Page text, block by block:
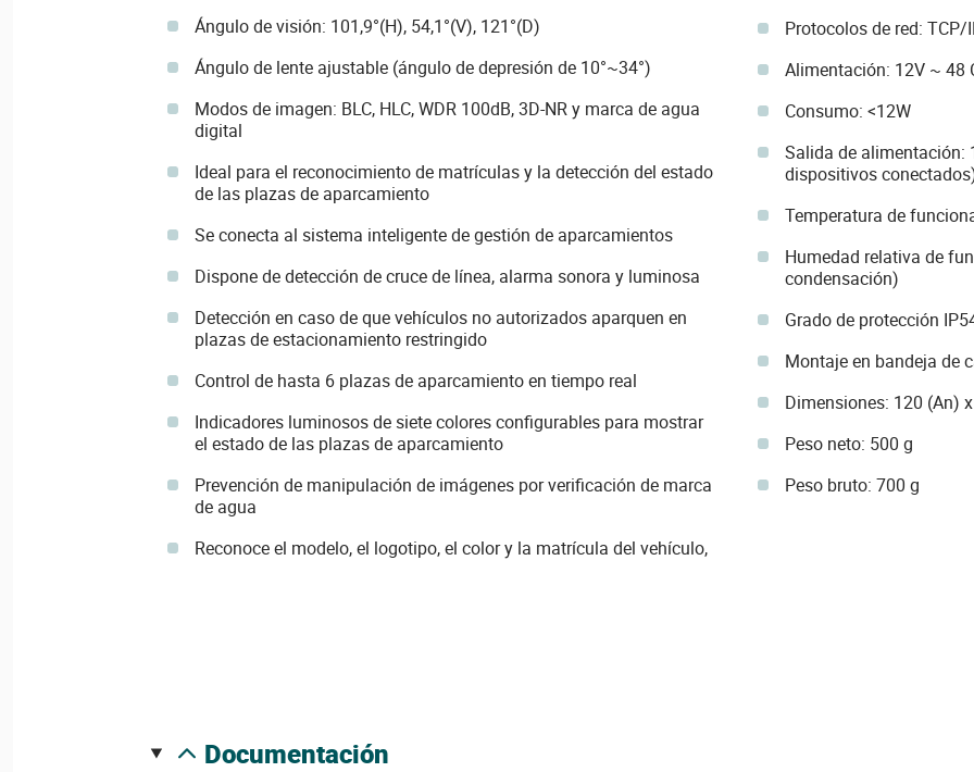
Ángulo de visión: 101,9°(H), 54,1°(V), 121°(D)
Ángulo de lente ajustable (ángulo de depresión de 10°~34°)
Modos de imagen: BLC, HLC, WDR 100dB, 3D-NR y marca de agua
digital
Ideal para el reconocimiento de matrículas y la detección del estado
de las plazas de aparcamiento
Se conecta al sistema inteligente de gestión de aparcamientos
Dispone de detección de cruce de línea, alarma sonora y luminosa
Detección en caso de que vehículos no autorizados aparquen en
plazas de estacionamiento restringido
Control de hasta 6 plazas de aparcamiento en tiempo real
Indicadores luminosos de siete colores configurables para mostrar
el estado de las plazas de aparcamiento
Prevención de manipulación de imágenes por verificación de marca
de agua
Reconoce el modelo, el logotipo, el color y la matrícula del vehículo,
Protocolos de red: TCP/
Alimentación: 12V ~ 48
Consumo: <12W
Salida de alimentación:
dispositivos
Temperatura de
Humedad relativa de
condensación)
Grado de protección
Montaje en bandeja de
Dimensiones: 120 (An)
Peso neto: 500 g
Peso bruto: 700 g
documentación